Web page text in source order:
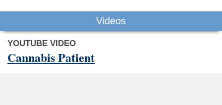
Videos
YOUTUBE VIDEO
Cannabis Patient